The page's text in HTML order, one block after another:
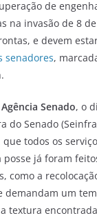
ai
l
e
gr
a
at
s
A
p
de
na invasão de 8
e devem
senadores,
Agência Senado, o
do Senado
todos os
posse já foram
como a
um
textura